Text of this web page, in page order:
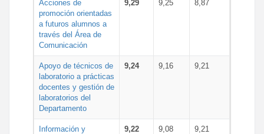
Acciones de
promoción orientadas
a futuros alumnos a
través del Área de
Comunicación
9,29 9,25 8,87
Apoyo de técnicos de
laboratorio a prácticas
docentes y gestión de
laboratorios del
Departamento
9,24 9,16 9,21
Información y
9,22 9,08 9,21